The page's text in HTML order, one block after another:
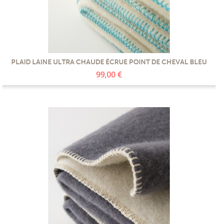
PLAID LAINE ULTRA CHAUDE ÉCRUE POINT DE CHEVAL BLEU
99,00 €